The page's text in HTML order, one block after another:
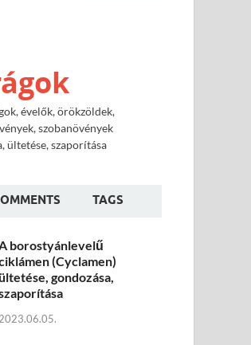
évelők, örökzöldek,
szobanövények
ültetése, szaporítása
TAGS
borostyánlevelű
(Cyclamen)
gondozása,
2023.06.05.